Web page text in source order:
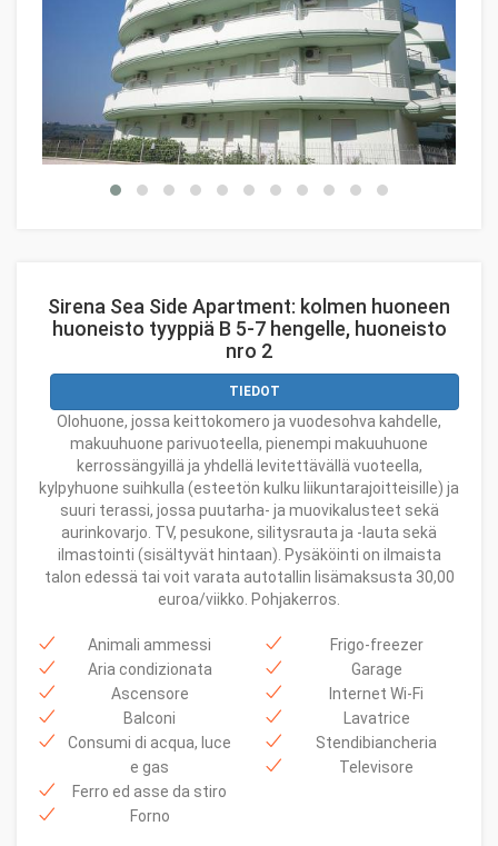
Sirena Sea Side Apartment: kolmen huoneen
huoneisto tyyppiä B 5-7 hengelle, huoneisto
nro 2
TIEDOT
Olohuone, jossa keittokomero ja vuodesohva kahdelle,
makuuhuone parivuoteella, pienempi makuuhuone
kerrossängyillä ja yhdellä levitettävällä vuoteella,
kylpyhuone suihkulla (esteetön kulku liikuntarajoitteisille) ja
suuri terassi, jossa puutarha- ja muovikalusteet sekä
aurinkovarjo. TV, pesukone, silitysrauta ja -lauta sekä
ilmastointi (sisältyvät hintaan). Pysäköinti on ilmaista
talon edessä tai voit varata autotallin lisämaksusta 30,00
euroa/viikko. Pohjakerros.
Animali ammessi
Aria condizionata
Ascensore
Balconi
Consumi di acqua, luce
e gas
Ferro ed asse da stiro
Forno
Frigo-freezer
Garage
Internet Wi-Fi
Lavatrice
Stendibiancheria
Televisore